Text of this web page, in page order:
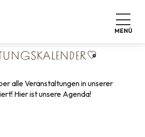
MENÜ
Ajouter aux
alle Veranstaltungen in unserer
Hier ist unsere Agenda!